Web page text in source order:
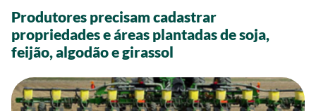
Produtores precisam cadastrar
propriedades e áreas plantadas de soja,
feijão, algodão e girassol